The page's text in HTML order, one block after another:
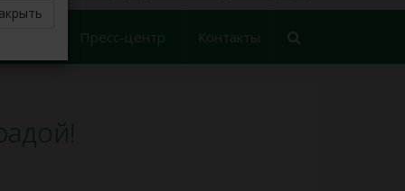
Пресс-центр Контакты